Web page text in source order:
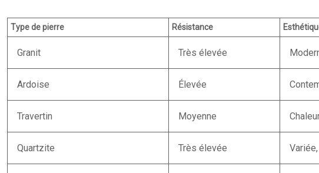
Type de pierre Résistance
Granit Très élevée
Ardoise Élevée
Travertin Moyenne
Quartzite Très élevée